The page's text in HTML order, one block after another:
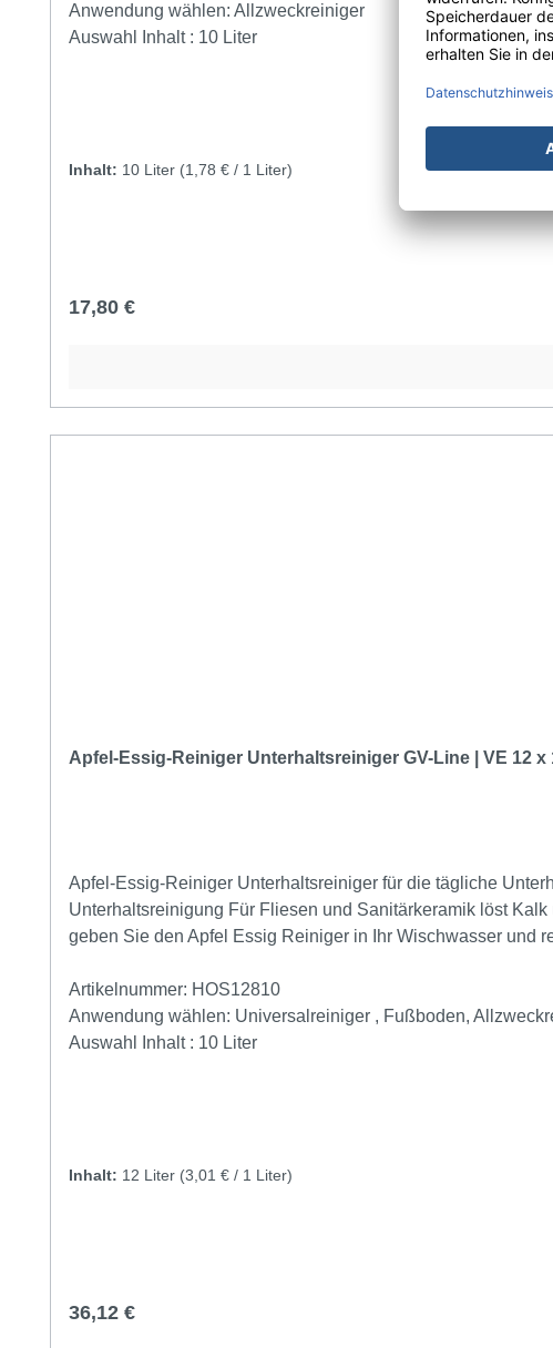
gelangen. P280 Schutzhandschuhe tragen
Anwendung wählen: Allzweckreiniger
Auswahl Inhalt : 10 Liter
Inhalt: 10 Liter (1,78 € / 1 Liter)
Regulärer Preis:
17,80 €
Apfel-Essig-Reiniger Unterhaltsreiniger GV-Line | VE 12 x
Apfel-Essig-Reiniger Unterhaltsreiniger für die tägliche
Unterhaltsreinigung Für Fliesen und Sanitärkeramik löst
geben Sie den Apfel Essig Reiniger in Ihr Wischwasser und
Artikelnummer: HOS12810
Anwendung wählen: Universalreiniger , Fußboden,
Auswahl Inhalt : 10 Liter
Inhalt: 12 Liter (3,01 € / 1 Liter)
Regulärer Preis:
36,12 €